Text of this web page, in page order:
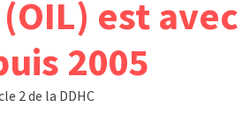
est avec
2005
2 de la DDHC